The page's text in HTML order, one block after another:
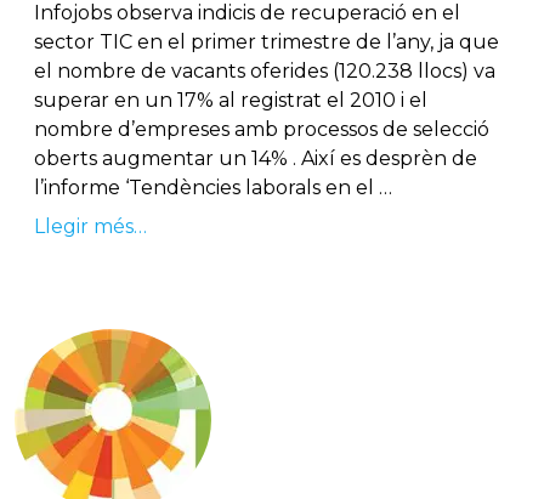
Infojobs observa indicis de recuperació en el
sector TIC en el primer trimestre de l’any, ja que
el nombre de vacants oferides (120.238 llocs) va
superar en un 17% al registrat el 2010 i el
nombre d’empreses amb processos de selecció
oberts augmentar un 14% . Així es desprèn de
l’informe ‘Tendències laborals en el …
Llegir més…